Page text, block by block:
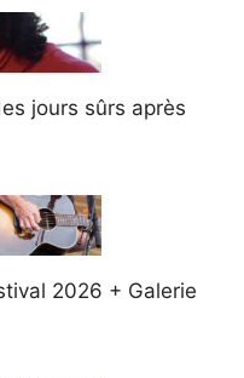
jours sûrs après
2026 + Galerie